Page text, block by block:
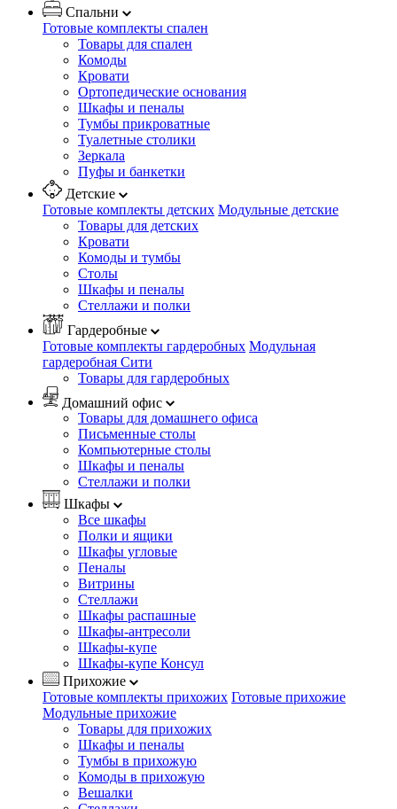
Спальни
Готовые комплекты спален
Товары для спален
Комоды
Кровати
Ортопедические основания
Шкафы и пеналы
Тумбы прикроватные
Туалетные столики
Зеркала
Пуфы и банкетки
Детские
Готовые комплекты детских Модульные детские
Товары для детских
Кровати
Комоды и тумбы
Столы
Шкафы и пеналы
Стеллажи и полки
Гардеробные
Готовые комплекты гардеробных Модульная
гардеробная Сити
Товары для гардеробных
Домашний офис
Товары для домашнего офиса
Письменные столы
Компьютерные столы
Шкафы и пеналы
Стеллажи и полки
Шкафы
Все шкафы
Полки и ящики
Шкафы угловые
Пеналы
Витрины
Стеллажи
Шкафы распашные
Шкафы-антресоли
Шкафы-купе
Шкафы-купе Консул
Прихожие
Готовые комплекты прихожих Готовые прихожие
Модульные прихожие
Товары для прихожих
Шкафы и пеналы
Тумбы в прихожую
Комоды в прихожую
Вешалки